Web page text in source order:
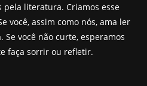
pela literatura. Criamos esse
você, assim como nós, ama ler
você não curte, esperamos
faça sorrir ou refletir.